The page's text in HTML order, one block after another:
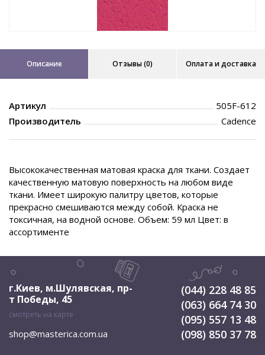
Описание Отзывы (0) Оплата и доставка
Артикул
505F-612
Производитель
Cadence
Высококачественная матовая краска для ткани. Создает
качественную матовую поверхность на любом виде
ткани. Имеет широкую палитру цветов, которые
прекрасно смешиваются между собой. Краска не
токсичная, на водной основе. Объем: 59 мл Цвет: в
ассортименте
г.Киев, м.Шулявская, пр-
т Победы, 45
смотреть на карте
shop@masterica.com.ua
(044) 228 48 85
(063) 664 74 30
(095) 557 13 48
(098) 850 37 78